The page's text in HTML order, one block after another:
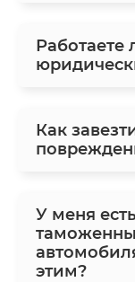
Работаете
Как
У меня
этим?